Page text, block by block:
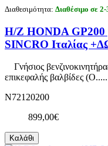
Διαθεσιμότητα: Διαθέσιμο σε
Η/Ζ HONDA GP200
SINCRO Ιταλίας
Γνήσιος
επικεφαλής βαλβίδες (O.....
N72120200
899,00€
Καλάθι